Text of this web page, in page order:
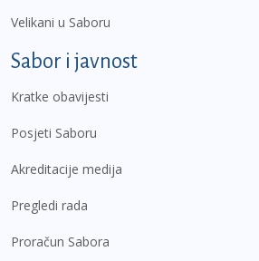
Velikani u Saboru
Sabor i javnost
Kratke obavijesti
Posjeti Saboru
Akreditacije medija
Pregledi rada
Proračun Sabora